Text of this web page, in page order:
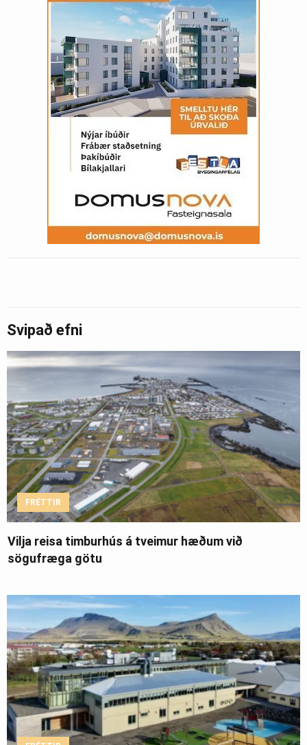
Svipað efni
FRÉTTIR
Vilja reisa timburhús á tveimur hæðum við
sögufræga götu